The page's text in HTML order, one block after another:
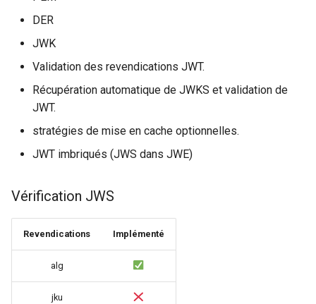
html-sanitize
iconv
image-filter
immerse
DER
JWK
Validation des revendications JWT.
Récupération automatique de JWKS et validation de
JWT.
stratégies de mise en cache optionnelles.
JWT imbriqués (JWS dans JWE)
Vérification JWS
Revendications Implémenté
alg
jku